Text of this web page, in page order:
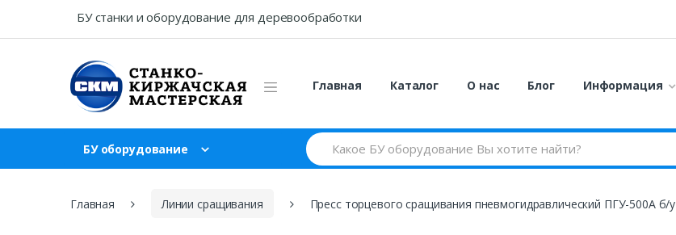
БУ станки и оборудование для деревообработки
Главная Каталог О нас Блог Информация
БУ оборудование
Search
for:
Главная Линии сращивания Пресс торцевого сращивания пневмогидравлический ПГУ-500А б/у